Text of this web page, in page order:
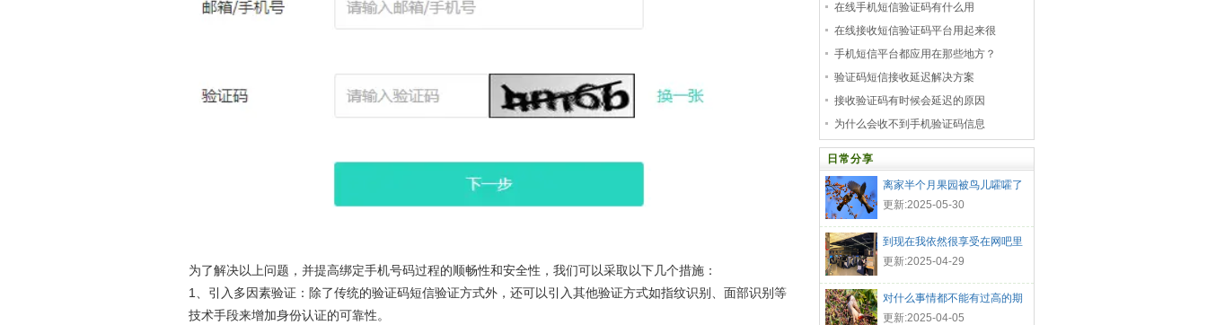
为了解决以上问题，并提高绑定手机号码过程的顺畅性和安全性，我们可以采取以下几个措施：
1、引入多因素验证：除了传统的验证码短信验证方式外，还可以引入其他验证方式如指纹识别、面部识别等
技术手段来增加身份认证的可靠性。
在线手机短信验证码有什么用
在线接收短信验证码平台用起来很
手机短信平台都应用在那些地方？
验证码短信接收延迟解决方案
接收验证码有时候会延迟的原因
为什么会收不到手机验证码信息
日常分享
离家半个月果园被鸟儿嚯嚯了
更新:2025-05-30
到现在我依然很享受在网吧里
的生
更新:2025-04-29
对什么事情都不能有过高的期
待
更新:2025-04-05